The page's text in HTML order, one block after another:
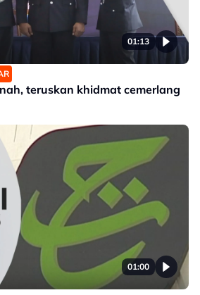
01:13
teruskan khidmat cemerlang
01:00